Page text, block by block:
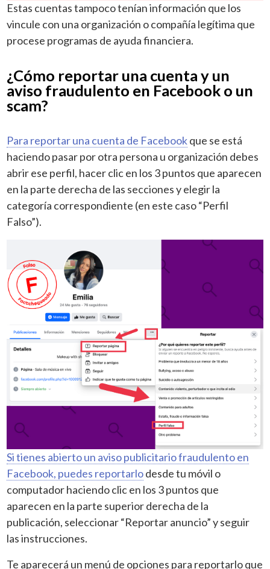
Estas cuentas tampoco tenían información que los
vincule con una organización o compañía legítima que
procese programas de ayuda financiera.
¿Cómo reportar una cuenta y un
aviso fraudulento en Facebook o un
scam?
Para reportar una cuenta de Facebookque se está
haciendo pasar por otra persona u organización debes
abrir ese perfil, hacer clic en los 3 puntos que aparecen
en la parte derecha de las secciones y elegir la
categoría correspondiente (en este caso “Perfil
Falso”).
Si tienes abierto un aviso publicitariofraudulento en
Facebook, puedes reportarlodesde tu móvil o
computador haciendo clic en los 3 puntos que
aparecen en la parte superior derecha de la
publicación, seleccionar “Reportar anuncio” y seguir
las instrucciones.
Te aparecerá un menú de opciones para reportarlo que